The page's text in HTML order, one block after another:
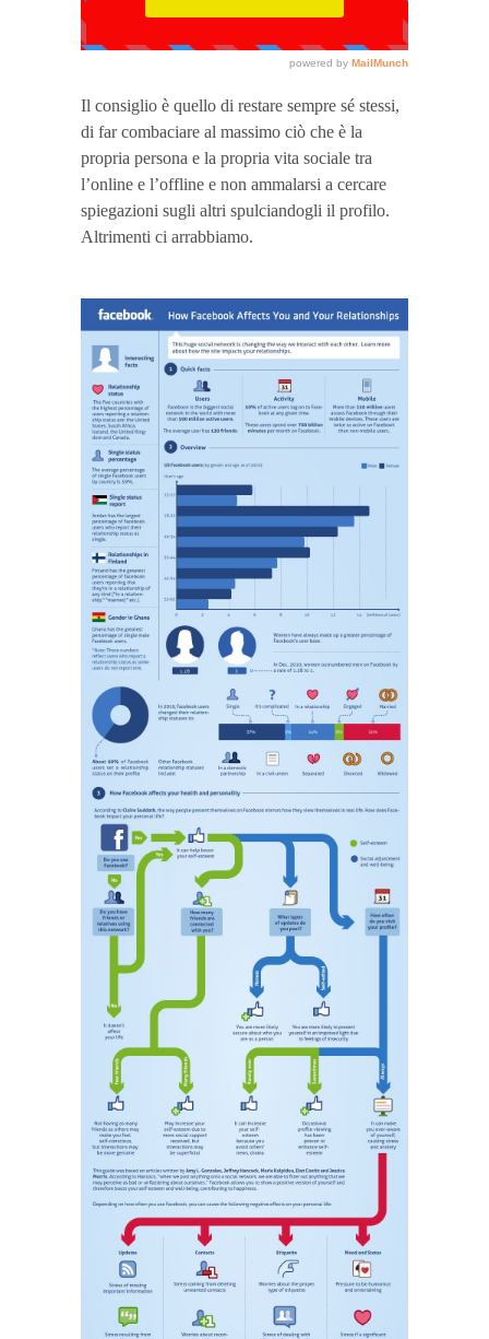
Il consiglio è quello di restare sempre sé stessi,
di far combaciare al massimo ciò che è la
propria persona e la propria vita sociale tra
l’online e l’offline e non ammalarsi a cercare
spiegazioni sugli altri spulciandogli il profilo.
Altrimenti ci arrabbiamo.